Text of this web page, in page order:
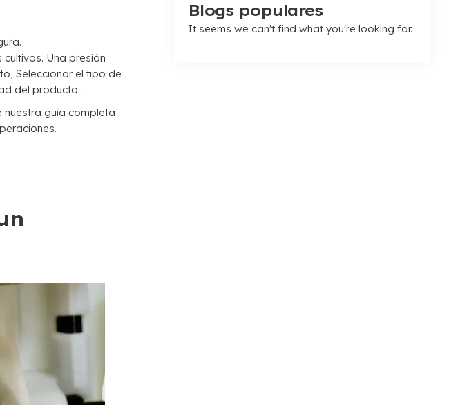
Una presión
Seleccionar el tipo de
del producto..
nuestra guía completa
Blogs populares
It seems we can't find what you're looking for.